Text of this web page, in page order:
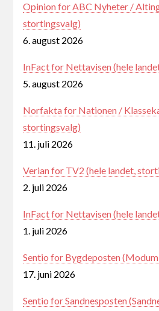
Opinion for ABC Nyheter /
stortingsvalg)
6. august 2026
InFact for Nettavisen (hele
5. august 2026
Norfakta for Nationen /
stortingsvalg)
11. juli 2026
Verian for TV2 (hele landet,
2. juli 2026
InFact for Nettavisen (hele
1. juli 2026
Sentio for Bygdeposten
17. juni 2026
Sentio for Sandnesposten